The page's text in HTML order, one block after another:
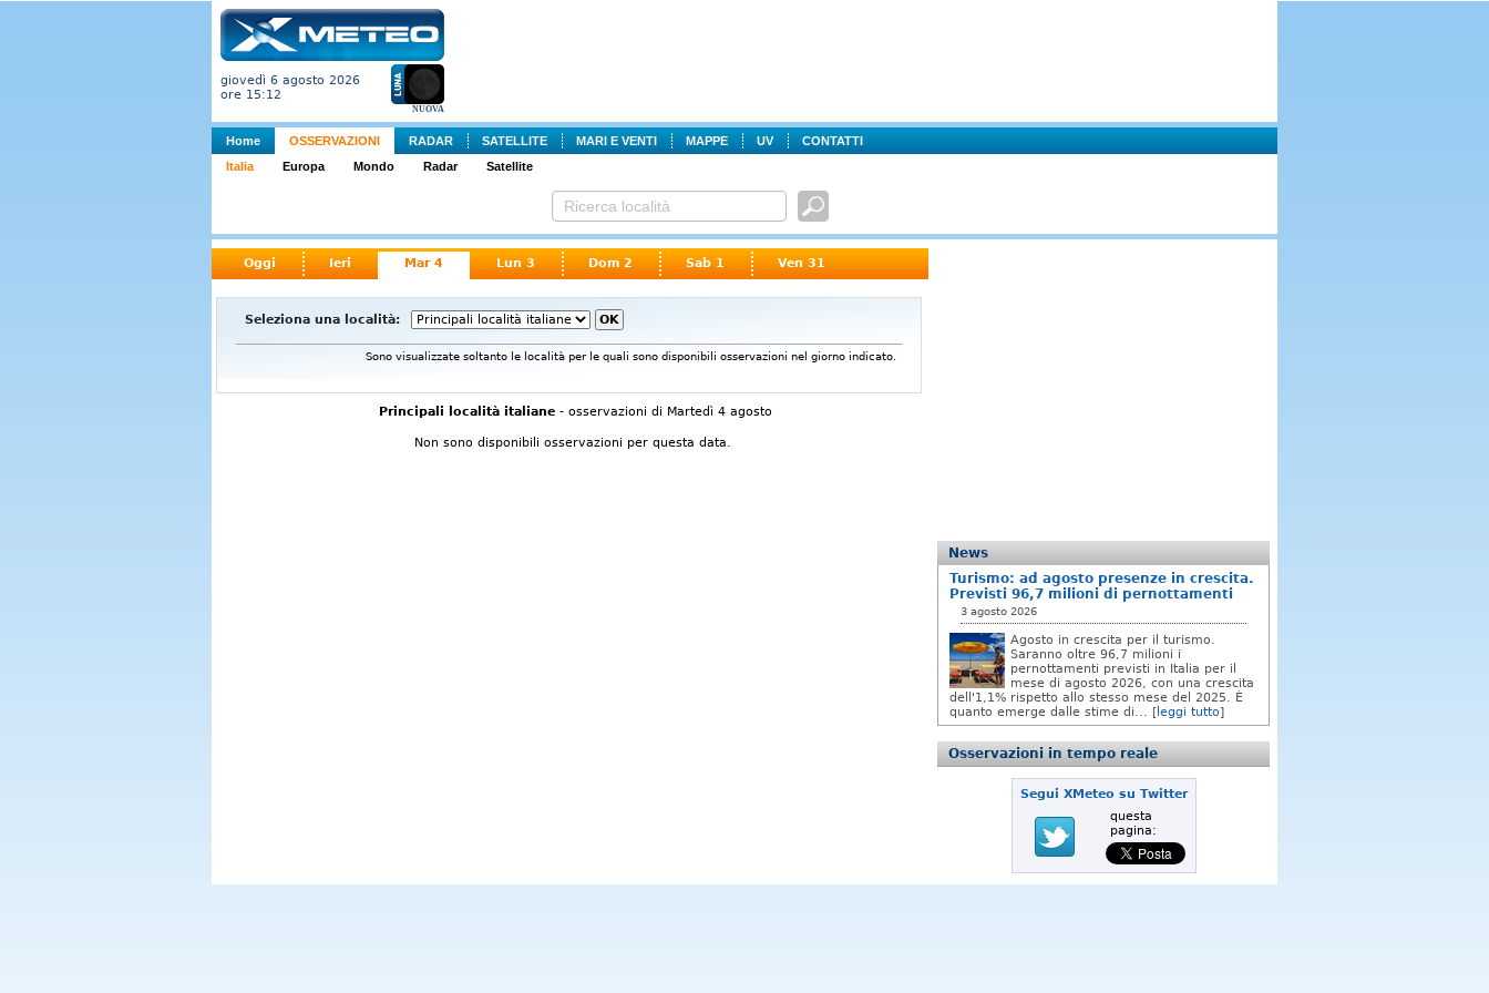
giovedì 6 agosto 2026
ore 15:12
NUOVA
Home OSSERVAZIONI RADAR SATELLITE MARI E VENTI MAPPE UV
CONTATTI
Italia
Europa Mondo Radar Satellite
Oggi Ieri Mar 4 Lun 3 Dom 2 Sab 1 Ven 31
Seleziona una località:
Sono visualizzate soltanto le località per le quali sono disponibili osservazioni nel giorno indicato.
Principali località italiane- osservazioni di Martedì 4 agosto
Non sono disponibili osservazioni per questa data.
News
Turismo: ad agosto presenze in crescita.
Previsti 96,7 milioni di pernottamenti
3 agosto 2026
Agosto in crescita per il turismo.
Saranno oltre 96,7 milioni i
pernottamenti previsti in Italia per il
mese di agosto 2026, con una crescita
dell'1,1% rispetto allo stesso mese del 2025. È
quanto emerge dalle stime di... [ leggi tutto]
Osservazioni in tempo reale
Segui XMeteo su Twitter
questa
pagina: